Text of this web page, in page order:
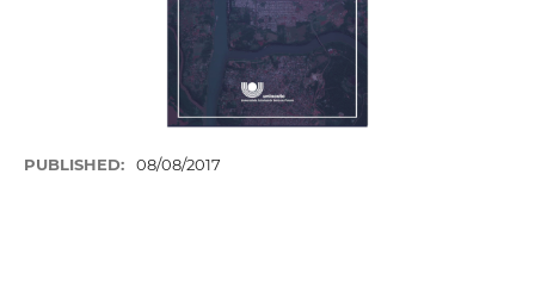
PUBLISHED: 08/08/2017